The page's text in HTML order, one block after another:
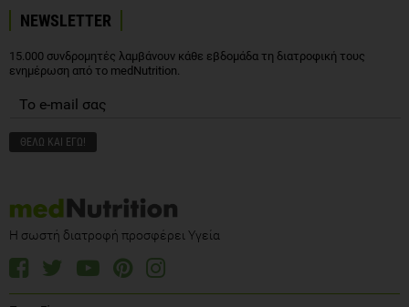
NEWSLETTER
15.000 συνδρομητές λαμβάνουν κάθε εβδομάδα τη διατροφική τους
ενημέρωση από το medNutrition.
Η σωστή διατροφή προσφέρει Υγεία